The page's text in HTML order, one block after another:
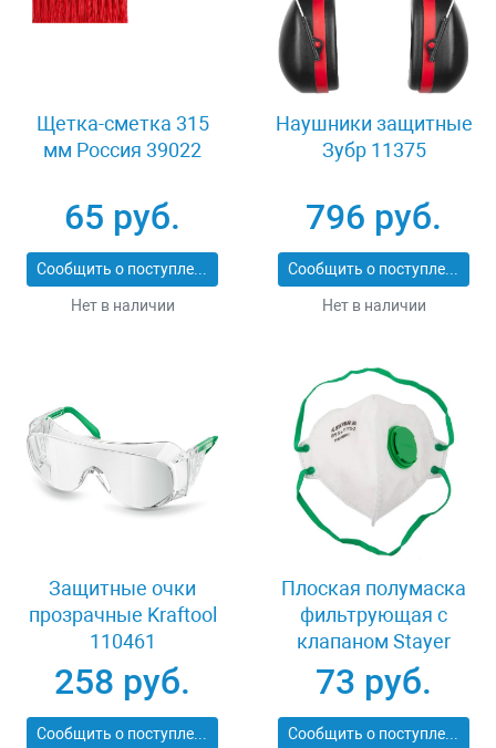
Щетка-сметка 315
мм Россия 39022
65 руб.
Сообщить о поступлении
Нет в наличии
Наушники защитные
Зубр 11375
796 руб.
Сообщить о поступлении
Нет в наличии
Защитные очки
прозрачные Kraftool
110461
258 руб.
Сообщить о поступлении
Плоская полумаска
фильтрующая с
клапаном Stayer
11113-2_z01
73 руб.
Сообщить о поступлении